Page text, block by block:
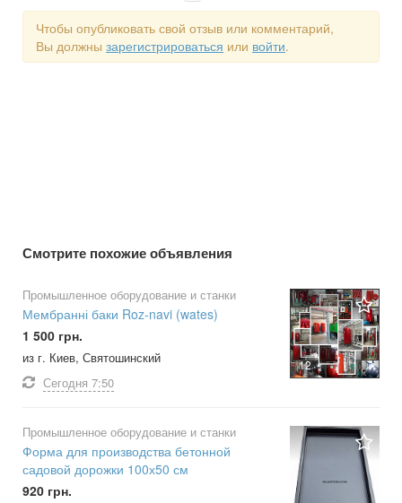
Чтобы опубликовать свой отзыв или комментарий,
Вы должны зарегистрироваться или войти.
Смотрите похожие объявления
12
Промышленное оборудование и станки
Мембранні баки Roz-navi (wates)
1 500 грн.
из г. Киев, Святошинский
Сегодня 7:50
Промышленное оборудование и станки
Форма для производства бетонной
садовой дорожки 100х50 см
920 грн.